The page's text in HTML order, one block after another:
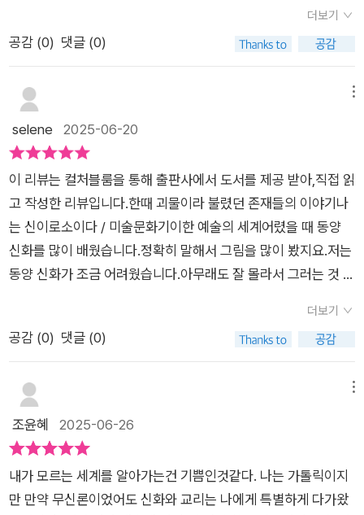
『나는 신이로소이다』는 시대의 오해를 견디고, 사람들의 시선을
버티며, 끝내 신이 되어버린 존재들에 대한 복권이자 찬가다.그리
고 그들의 이야기 속에는 우리가 여전히 불편해하고 밀어내는 ‘다
름’에 대한 역사도 함께 새겨져 있다.한때 괴물이라 불렸던 그들
로 태어났다는 이유로,이해받지 못한 욕망을 품었다는 이유로,가
는 존재가 되었다.나는 이 책을 덮으며 또다시 창작의 의지를 불
태운다。
르기까지!!각각의 존재들은 종교적 배경과 민간 신앙, 회화 속 상
징성과 연결되며 놀라운 모습으로 그 지역 문화와 만나고 변화하
보면 정말 좋을 것 같다. 와!! 왜 이제야 만났을까!!! 미신이라고 폄
하된 혹은 다른 종교하고 무시당한 우리 신화 속 장면들.특히 인
상적인 것은 이 책이 우리 전통 회화나 문화재에 담긴 상징을 해
석하는 새로운 눈을 제공한다는 것!!벽사의 신 ‘종규’와 ‘처용’ 이
야기에서는 단순한 민속설화가 아니라 한민족의 무의식과 집단
적 불안, 이를 다스리기 위한 이미지의 전략을 읽어낼 수 있다. 지
옥을 심판하는 시왕조차도 결국은 자비의 형태라는 저자의 해석
은, 신을 ‘공포’의 대상이 아닌 ‘이해’의 대상으로 재정립하는 지
점에서 깊은 울림을 준다. 실제로 가 본 곳, 경주의 원성왕릉도 사
오류인지 설명해 준다.김용덕의 글은 학술적이면서도 이야기를
풀 듯 유려하고, 각 장 마지막에 작가노트는 감상과 통찰을 자연
스럽게 이어준다. 마치 신들이 독자를 향해말을 거는 기분^^ 신
화를 재해석한 이야기나 2차 창작물을 얼마든지 제작 가능하다
는 점이다. 그런 의미에서라면 창작자들에게도 추천하고 싶다.스
타벅이 소설 #모비딕 에 등장하는 항해사 스타벅이라니!!! 스타벅
나씩 알게 되는 재미!!!이 책은 단순히 동양권 신화만을 다루지 않
았다. 신화는 서로 연결되어 있다. 각 문명권의 신화들!!신화와 회
찰에서 볼 수 있는 탱화 속 존재들을 이번 기회에 즐겁게 알 수 있
었다.첫번째가 가장 잘 알려진 존재인 야차였고 이어서 금강역사,
인어 증 이름만 들어도 전설이나 화폭이나 기록속에서 여러가지
모양으로 만나 온 존재들이다.이 신이라 불리는 존재들은 동양 한
정이긴 하다. 특히 인도와 중국, 일본, 우리나라와 동남아 국가들
을 통해 널리 알려져 있기도 하다. 또 다른 존재들도 서양에서는
다른 모습과 다른 이름으로 그 나름대로 있기는 하다만 동양권에
서 유독 신의 존재가 더 각별하고 오랜 역사에서 부터 전해내려오
는 듯하다.웬만한 불교사찰에 대웅전과 더불어 거의 다 세운 명부
전에 계신 저승시왕은 우리가 영화로 웹툰으로 눈동냥 귀동냥을
했다. 괴물이라 불리는 신의 존재를 믿고 기리고 하는 것은 순기
능이 많다고 본다. 내가 종교를 믿어서라기 보다는 인간이 자기의
재에 대한 믿음이 상당히 크다고 본다. 과거에 살던 인류의 조상
들도 앞날에 대한 막연하나마 두려움이 있었고 정신적으로 의지
할 무언가를 찾기 시작했다. 그리고 인간 중에 영적감각이 탁월한
이가 주재하여 무리들을 민간 신앙으로 이끌었다고 배웠다.왜곡
되고 주객이 전도되고 사회에 물의를 일으키는 도가 지나친 신앙
의 모습이 오늘날에도 우리 주변에 다분히 있어서 그런 행동만 보
더보기
공감 (0) 댓글 (0)
selene 2025-06-20
이 리뷰는 컬처블룸을 통해 출판사에서 도서를 제공 받아,직접 읽
고 작성한 리뷰입니다.한때 괴물이라 불렸던 존재들의 이야기나
는 신이로소이다 / 미술문화기이한 예술의 세계어렸을 때 동양
신화를 많이 배웠습니다.정확히 말해서 그림을 많이 봤지요.저는
동양 신화가 조금 어려웠습니다.아무래도 잘 몰라서 그러는 것 같
게 되었습니다.p14 민간에 등장하는 털북숭이 야차매체에서 자
주 보는 야차.그렇지만 긍정적인 분위기는 아니지요.하지만 책에
었고요.굉장히 자세히 알 수 있어서 유용했습니다.p145 열 명의
왕, 열 개의 지옥영화에서 자주 봤던 지옥.꽤나 친숙한 이름도 많
이 있습니다.영화에서 단편적으로 봤던 부분을 책으로 더 자세하
어렵지만 그만큼 잘 설명이 되어 있어 부담 없이 읽을 수 있었습
니다.p216 악마의 유혹, 시련과 퇴치의 상징그림도 재미있어요.
더보기
공감 (0) 댓글 (0)
조윤혜 2025-06-26
내가 모르는 세계를 알아가는건 기쁨인것같다. 나는 가톨릭이지
만 만약 무신론이었어도 신화와 교리는 나에게 특별하게 다가왔